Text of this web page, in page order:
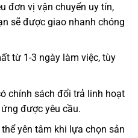
đơn vị vận chuyển uy tín,
sẽ được giao nhanh chóng
từ 1-3 ngày làm việc, tùy
chính sách đổi trả linh hoạt
được yêu cầu.
yên tâm khi lựa chọn sản